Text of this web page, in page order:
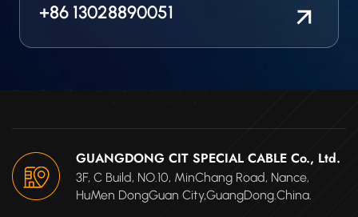
+86 13028890051
GUANGDONG CIT SPECIAL CABLE Co., Ltd.
3F, C Build, NO.10, MinChang Road, Nance,
HuMen DongGuan City,GuangDong.China.